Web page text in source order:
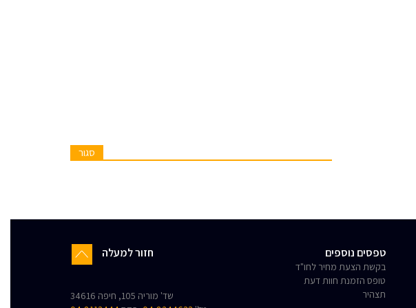
סגור
טפסים נוספים
בקשת הצעת מחיר לחו"ד
טופס הזמנת חוות דעת
תצהיר
חזור למעלה
שד' מוריה 105, חיפה 34616